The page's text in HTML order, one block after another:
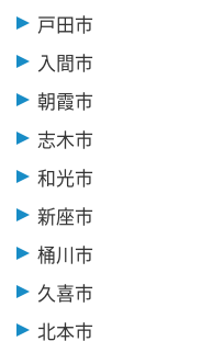
戸田市
入間市
朝霞市
志木市
和光市
新座市
桶川市
久喜市
北本市